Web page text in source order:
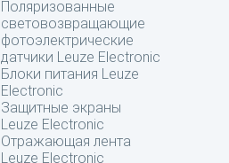
Поляризованные
световозвращающие
фотоэлектрические
датчики Leuze Electronic
Блоки питания Leuze
Electronic
Защитные экраны
Leuze Electronic
Отражающая лента
Leuze Electronic